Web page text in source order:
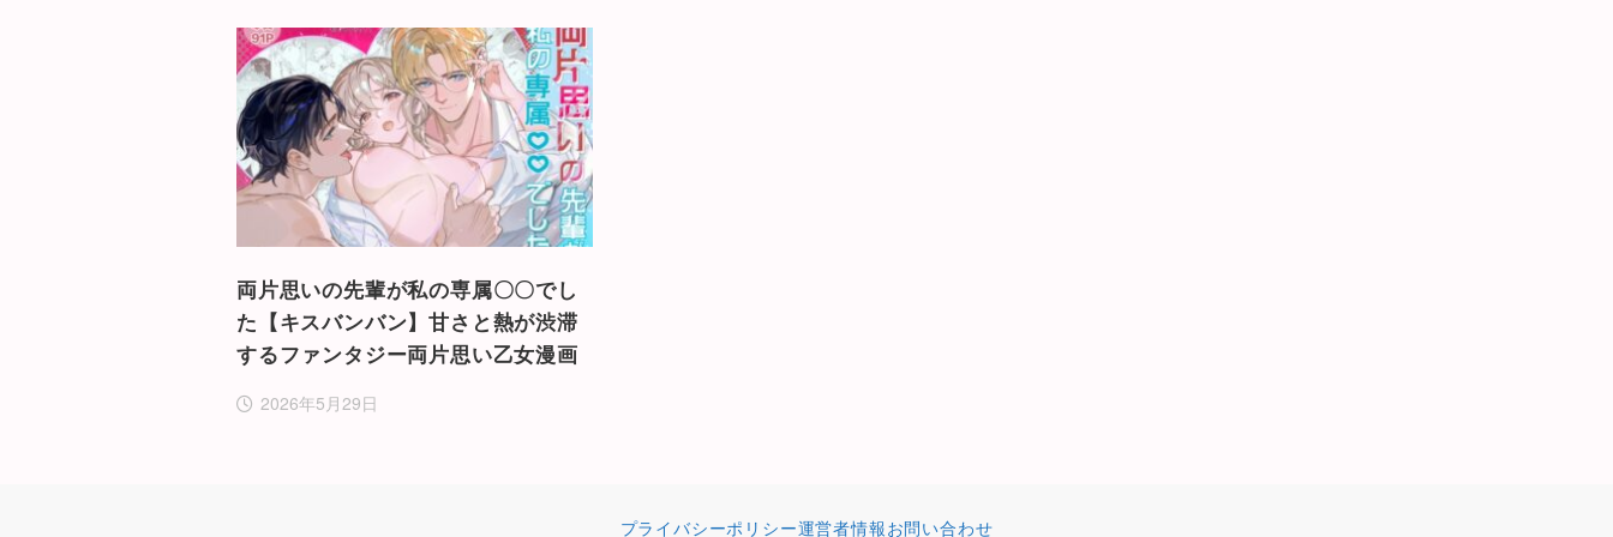
両片思いの先輩が私の専属〇〇でし
た【キスバンバン】甘さと熱が渋滞
するファンタジー両片思い乙女漫画
2026年5月29日
プライバシーポリシー運営者情報お問い合わせ